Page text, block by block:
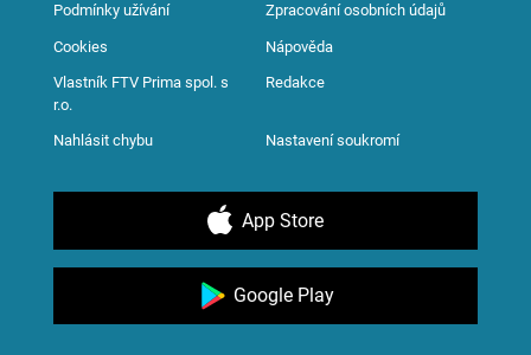
Podmínky užívání Zpracování osobních údajů
Cookies Nápověda
Vlastník FTV Prima spol. s
r.o.
Redakce
Nahlásit chybu Nastavení soukromí
App Store
Google Play